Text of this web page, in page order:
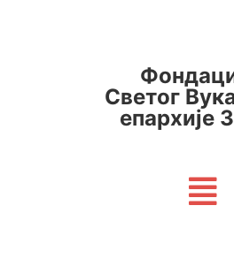
Светог
епархије